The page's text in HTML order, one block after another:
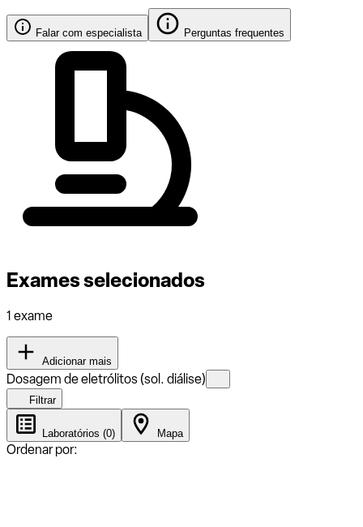
Falar com especialista Perguntas frequentes
Exames selecionados
1 exame
Adicionar mais
Dosagem de eletrólitos (sol. diálise)
Filtrar
Laboratórios (0) Mapa
Ordenar por: